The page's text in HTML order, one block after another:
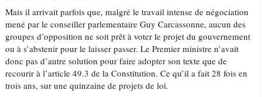
Mais il arrivait parfois que, malgré le travail intense de négociation
mené par le conseiller parlementaire Guy Carcassonne, aucun des
groupes d’opposition ne soit prêt à voter le projet du gouvernement
ou à s’abstenir pour le laisser passer. Le Premier ministre n’avait
donc pas d’autre solution pour faire adopter son texte que de
recourir à l’article 49.3 de la Constitution. Ce qu’il a fait 28 fois en
trois ans, sur une quinzaine de projets de loi.